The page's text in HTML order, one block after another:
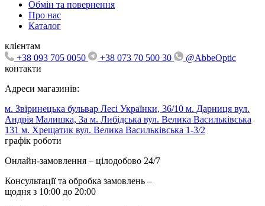
Обмін та повернення
Про нас
Каталог
клієнтам
+38 093 705 0050
+38 073 70 500 30
@AbbeOptic
контакти
Адреси магазинів:
м. Звіринецька бульвар Лесі Українки, 36/10 м. Дарниця вул.
Андрія Малишка, 3а м. Либідська вул. Велика Васильківська
131 м. Хрещатик вул. Велика Васильківська 1-3/2
графік роботи
Онлайн-замовлення – цілодобово 24/7
Консультації та обробка замовлень –
щодня з 10:00 до 20:00